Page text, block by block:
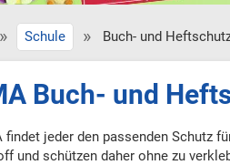
» Schule » Buch- und
Buch- und
findet jeder den passenden Schutz
und schützen daher ohne zu